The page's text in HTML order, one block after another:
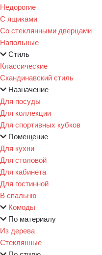
Недорогие
С ящиками
Со стеклянными дверцами
Напольные
Стиль
Классические
Скандинавский стиль
Назначение
Для посуды
Для коллекции
Для спортивных кубков
Помещение
Для кухни
Для столовой
Для кабинета
Для гостинной
В спальню
Комоды
По материалу
Из дерева
Стеклянные